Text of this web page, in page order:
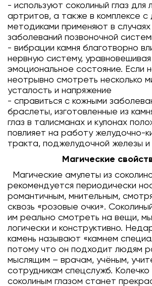
- используют соколиный глаз для
артритов, а также в комплексе с
методиками применяют в
заболеваний позвоночной
- вибрации камня благотворно
нервную систему, уравновешивая
эмоциональное состояние. Если
неотрывно смотреть несколько
усталость и напряжение
- справиться с кожными
браслеты, изготовленные из
глаз в талисманах и кулонах
повлияет на работу желудочно-
тракта, поджелудочной железы и
Магические
Магические амулеты из
рекомендуется периодически
романтичным, мнительным,
сквозь «розовые очки».
им реально смотреть на вещи,
логически и конструктивно.
камень называют «камнем
потому что он подходит людям
мыслящим – врачам, учёным,
сотрудникам спецслужб. Колечко
соколиным глазом станет